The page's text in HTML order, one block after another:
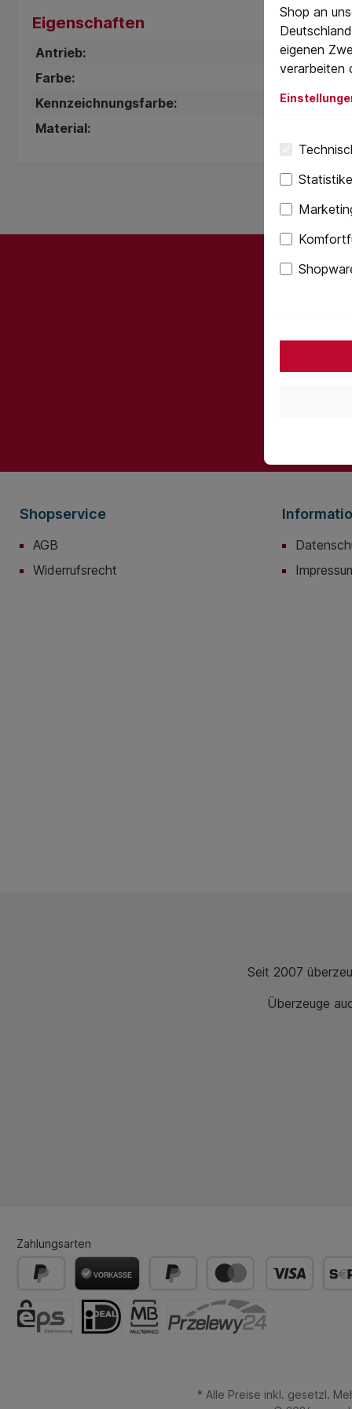
Eigenschaften
Antrieb:
TX
Farbe:
Kennzeichnungsfarbe:
Grün
Material:
Shopservice
AGB
Widerrufsrecht
Seit 2007
Überzeuge
Zahlungsarten
* Alle Preise inkl. gesetzl.
Shop an
eigenen
verarbeiten